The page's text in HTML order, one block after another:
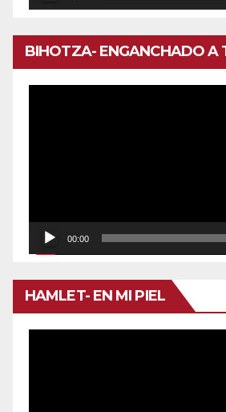
BIHOTZA- ENGANCHADO A
00:00
HAMLET- EN MI PIEL